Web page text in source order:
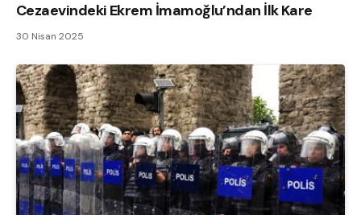
Cezaevindeki Ekrem İmamoğlu’ndan İlk Kare
30 Nisan 2025